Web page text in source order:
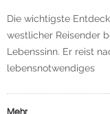
Die wichtigste
westlicher Reisender
Lebenssinn. Er reist
lebensnotwendiges
Mehr